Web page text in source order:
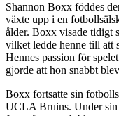
Shannon Boxx föddes
växte upp i en
ålder. Boxx visade tidigt
vilket ledde henne till att
Hennes passion för
gjorde att hon snabbt
Boxx fortsatte sin
UCLA Bruins. Under sin